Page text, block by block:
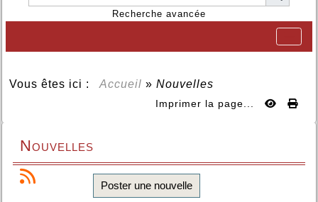
Recherche avancée
Vous êtes ici : Accueil » Nouvelles
Imprimer la page...
Nouvelles
Poster une nouvelle